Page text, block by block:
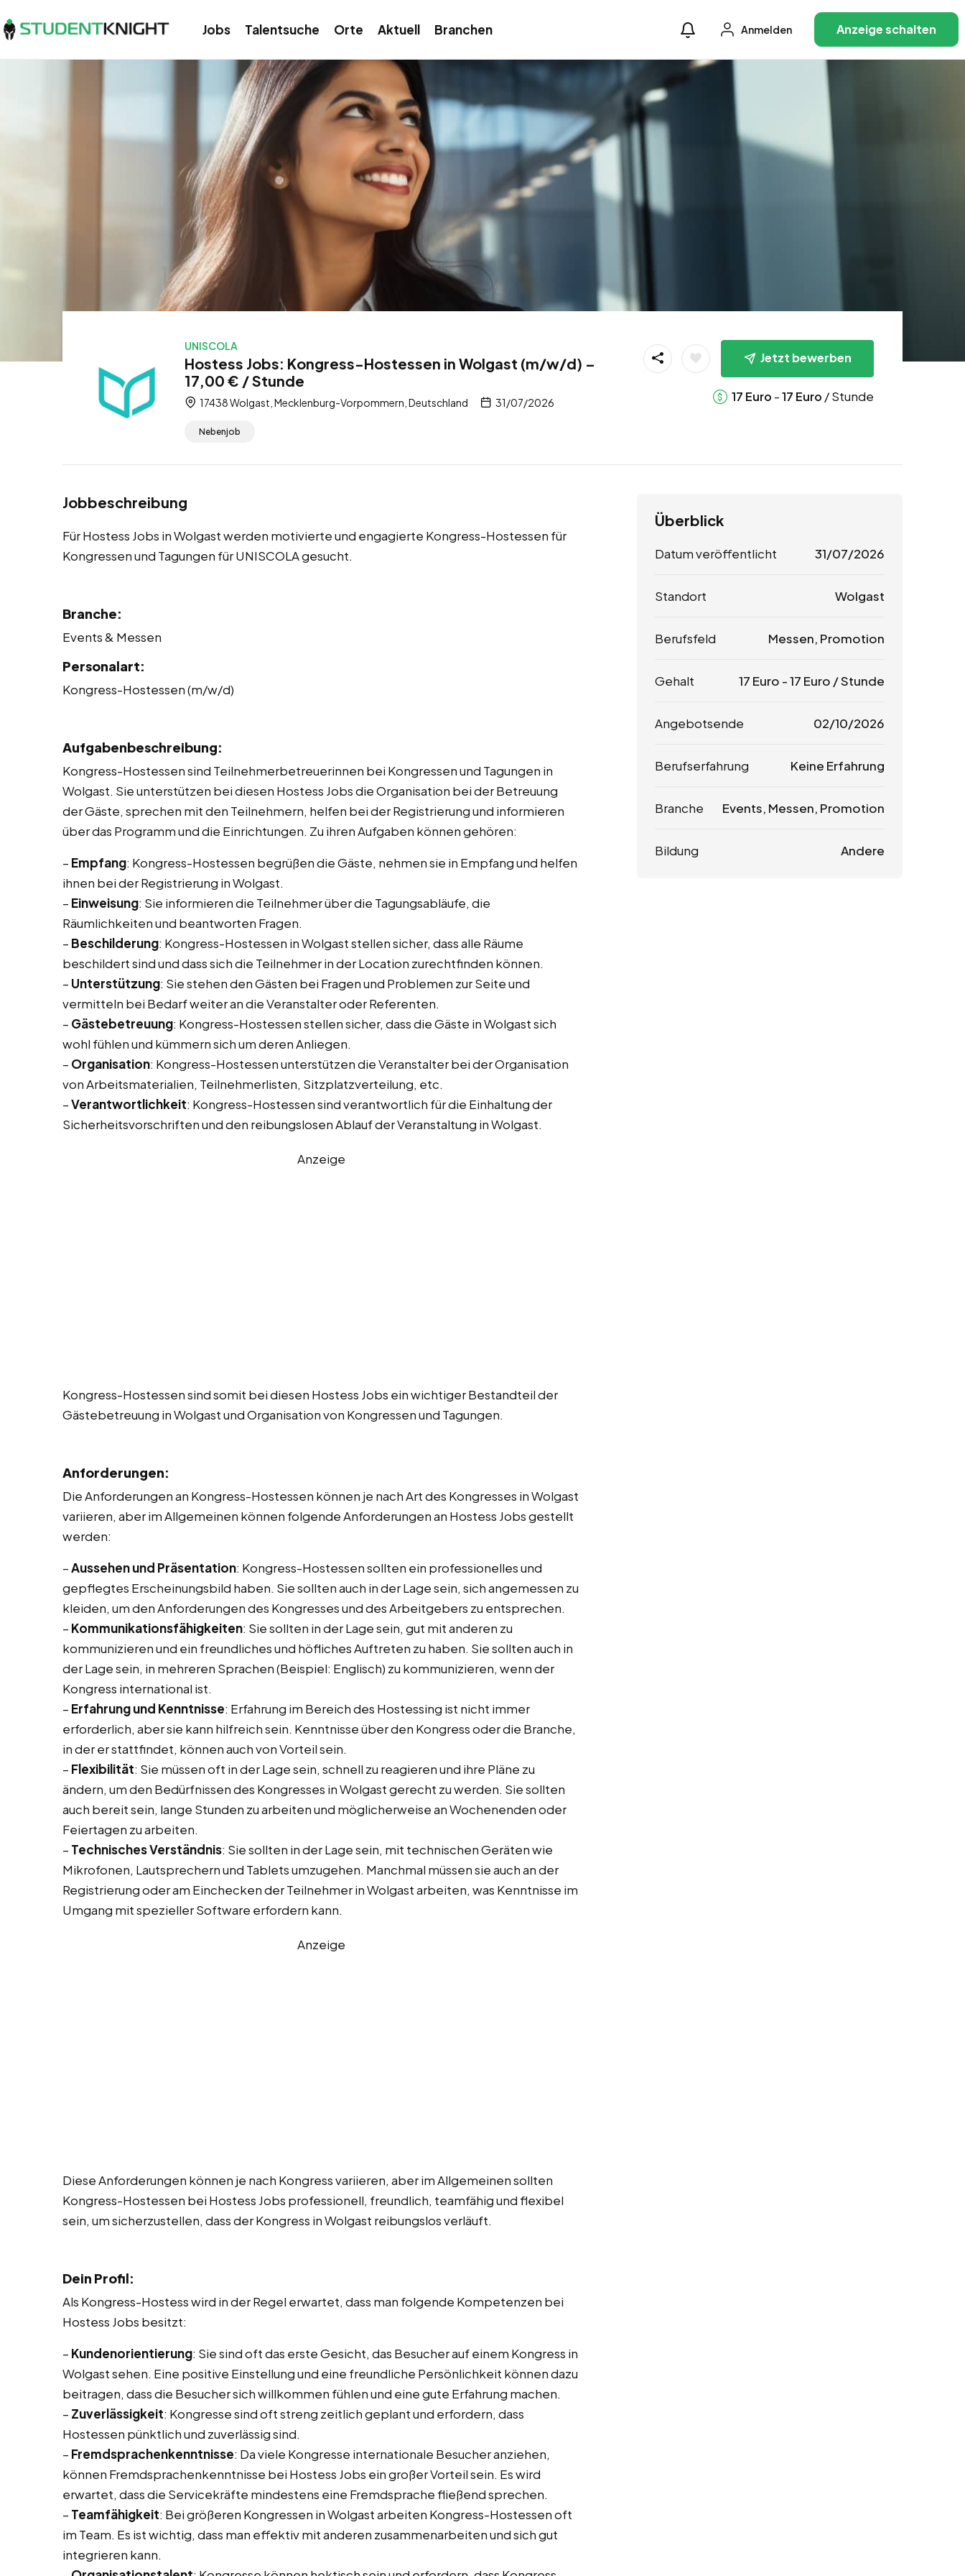
Jobs Talentsuche Orte Aktuell Branchen Anmelden Anzeige schalten
UNISCOLA
Hostess Jobs: Kongress-Hostessen in Wolgast (m/w/d) –
17,00 € / Stunde
17438 Wolgast, Mecklenburg-Vorpommern, Deutschland 31/07/2026
Nebenjob
Jetzt bewerben
17 Euro -17 Euro / Stunde
Jobbeschreibung
Für Hostess Jobs in Wolgast werden motivierte und engagierte Kongress-Hostessen für
Kongressen und Tagungen für UNISCOLA gesucht.
Branche:
Events & Messen
Personalart:
Kongress-Hostessen (m/w/d)
Aufgabenbeschreibung:
Kongress-Hostessen sind Teilnehmerbetreuerinnen bei Kongressen und Tagungen in
Wolgast. Sie unterstützen bei diesen Hostess Jobs die Organisation bei der Betreuung
der Gäste, sprechen mit den Teilnehmern, helfen bei der Registrierung und informieren
über das Programm und die Einrichtungen. Zu ihren Aufgaben können gehören:
– Empfang: Kongress-Hostessen begrüßen die Gäste, nehmen sie in Empfang und helfen
ihnen bei der Registrierung in Wolgast.
– Einweisung: Sie informieren die Teilnehmer über die Tagungsabläufe, die
Räumlichkeiten und beantworten Fragen.
– Beschilderung: Kongress-Hostessen in Wolgast stellen sicher, dass alle Räume
beschildert sind und dass sich die Teilnehmer in der Location zurechtfinden können.
– Unterstützung: Sie stehen den Gästen bei Fragen und Problemen zur Seite und
vermitteln bei Bedarf weiter an die Veranstalter oder Referenten.
– Gästebetreuung: Kongress-Hostessen stellen sicher, dass die Gäste in Wolgast sich
wohl fühlen und kümmern sich um deren Anliegen.
– Organisation: Kongress-Hostessen unterstützen die Veranstalter bei der Organisation
von Arbeitsmaterialien, Teilnehmerlisten, Sitzplatzverteilung, etc.
–Verantwortlichkeit: Kongress-Hostessen sind verantwortlich für die Einhaltung der
Sicherheitsvorschriften und den reibungslosen Ablauf der Veranstaltung in Wolgast.
Anzeige
Kongress-Hostessen sind somit bei diesen Hostess Jobs ein wichtiger Bestandteil der
Gästebetreuung in Wolgast und Organisation von Kongressen und Tagungen.
Anforderungen:
Die Anforderungen an Kongress-Hostessen können je nach Art des Kongresses in Wolgast
variieren, aber im Allgemeinen können folgende Anforderungen an Hostess Jobs gestellt
werden:
–Aussehen und Präsentation: Kongress-Hostessen sollten ein professionelles und
gepflegtes Erscheinungsbild haben. Sie sollten auch in der Lage sein, sich angemessen zu
kleiden, um den Anforderungen des Kongresses und des Arbeitgebers zu entsprechen.
– Kommunikationsfähigkeiten: Sie sollten in der Lage sein, gut mit anderen zu
kommunizieren und ein freundliches und höfliches Auftreten zu haben. Sie sollten auch in
der Lage sein, in mehreren Sprachen (Beispiel: Englisch) zu kommunizieren, wenn der
Kongress international ist.
– Erfahrung und Kenntnisse: Erfahrung im Bereich des Hostessing ist nicht immer
erforderlich, aber sie kann hilfreich sein. Kenntnisse über den Kongress oder die Branche,
in der er stattfindet, können auch von Vorteil sein.
– Flexibilität: Sie müssen oft in der Lage sein, schnell zu reagieren und ihre Pläne zu
ändern, um den Bedürfnissen des Kongresses in Wolgast gerecht zu werden. Sie sollten
auch bereit sein, lange Stunden zu arbeiten und möglicherweise an Wochenenden oder
Feiertagen zu arbeiten.
– Technisches Verständnis: Sie sollten in der Lage sein, mit technischen Geräten wie
Mikrofonen, Lautsprechern und Tablets umzugehen. Manchmal müssen sie auch an der
Registrierung oder am Einchecken der Teilnehmer in Wolgast arbeiten, was Kenntnisse im
Umgang mit spezieller Software erfordern kann.
Anzeige
Diese Anforderungen können je nach Kongress variieren, aber im Allgemeinen sollten
Kongress-Hostessen bei Hostess Jobs professionell, freundlich, teamfähig und flexibel
sein, um sicherzustellen, dass der Kongress in Wolgast reibungslos verläuft.
Dein Profil:
Als Kongress-Hostess wird in der Regel erwartet, dass man folgende Kompetenzen bei
Hostess Jobs besitzt:
– Kundenorientierung: Sie sind oft das erste Gesicht, das Besucher auf einem Kongress in
Wolgast sehen. Eine positive Einstellung und eine freundliche Persönlichkeit können dazu
beitragen, dass die Besucher sich willkommen fühlen und eine gute Erfahrung machen.
– Zuverlässigkeit: Kongresse sind oft streng zeitlich geplant und erfordern, dass
Hostessen pünktlich und zuverlässig sind.
– Fremdsprachenkenntnisse: Da viele Kongresse internationale Besucher anziehen,
können Fremdsprachenkenntnisse bei Hostess Jobs ein großer Vorteil sein. Es wird
erwartet, dass die Servicekräfte mindestens eine Fremdsprache fließend sprechen.
– Teamfähigkeit: Bei größeren Kongressen in Wolgast arbeiten Kongress-Hostessen oft
im Team. Es ist wichtig, dass man effektiv mit anderen zusammenarbeiten und sich gut
integrieren kann.
Überblick
Datum veröffentlicht 31/07/2026
Standort Wolgast
Berufsfeld Messen, Promotion
Gehalt 17 Euro -17 Euro / Stunde
Angebotsende 02/10/2026
Berufserfahrung Keine Erfahrung
Branche Events, Messen, Promotion
Bildung Andere